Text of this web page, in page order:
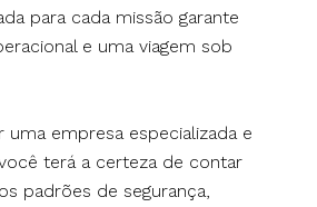
para cada missão garante
e uma viagem sob
uma empresa especializada e
terá a certeza de contar
padrões de segurança,